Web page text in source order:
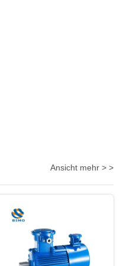
Ansicht mehr > >